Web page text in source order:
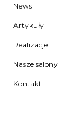
News
Artykuły
Realizacje
Nasze salony
Kontakt